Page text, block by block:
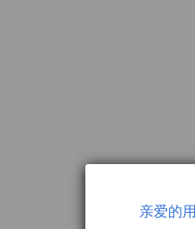
亲爱的